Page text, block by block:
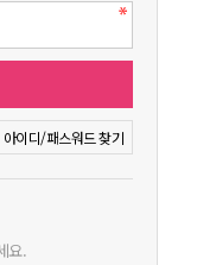
아이디/패스워드 찾기
요.